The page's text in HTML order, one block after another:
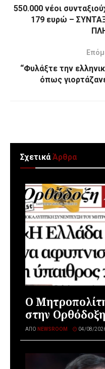
550.000 νέοι
179 ευρώ –
“Φυλάξτε την
όπως
ΣχετικάΆρθρα
Ο
στην
ΑΠΌ NEWSROOM 04/08/